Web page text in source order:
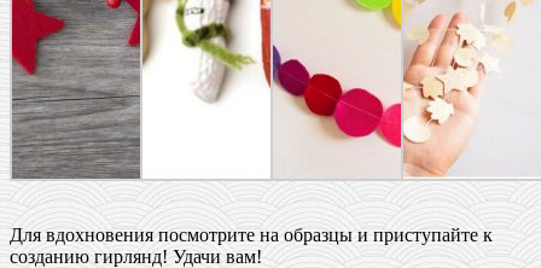
Для вдохновения посмотрите на образцы и приступайте к
созданию гирлянд! Удачи вам!